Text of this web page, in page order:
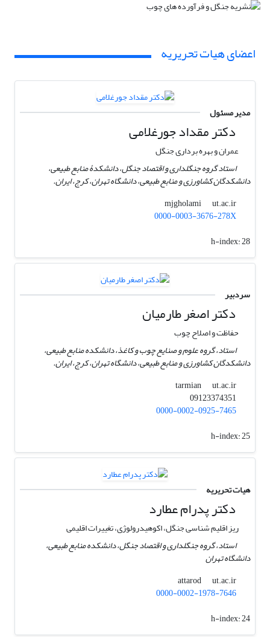
اعضای هیات تحریریه
مدیر مسئول
دکتر مقداد جورغلامی
عمران و بهره برداری جنگل
استاد گروه جنگلداری و اقتصاد جنگل، دانشکدۀ منابع طبیعی،
دانشکدگان کشاورزی و منابع طبیعی، دانشگاه تهران، کرج، ایران.
mjgholami
ut.ac.ir
0000-0003-3676-278X
h-index:28
سردبیر
دکتر اصغر طارمیان
حفاظت و اصلاح چوب
استاد، گروه علوم و صنایع چوب و کاغذ، دانشکده منابع طبیعی،
دانشکدگان کشاورزی و منابع طبیعی، دانشگاه تهران، کرج، ایران.
tarmian
ut.ac.ir
0000-0002-0925-7465
h-index:25
هیات تحریریه
دکتر پدرام عطارد
ریز اقلیم شناسی جنگل، اکوهیدرولوژی، تغییرات اقلیمی
استاد، گروه جنگلداری و اقتصاد جنگل، دانشکده منابع طبیعی،
دانشگاه تهران
attarod
ut.ac.ir
0000-0002-1978-7646
h-index:24